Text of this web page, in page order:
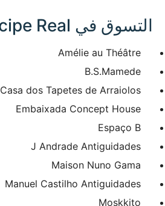
التسوق في Príncipe Real
Amélie au Théâtre
B.S.Mamede
Casa dos Tapetes de Arraiolos
Embaixada Concept House
Espaço B
J Andrade Antiguidades
Maison Nuno Gama
Manuel Castilho Antiguidades
Moskkito